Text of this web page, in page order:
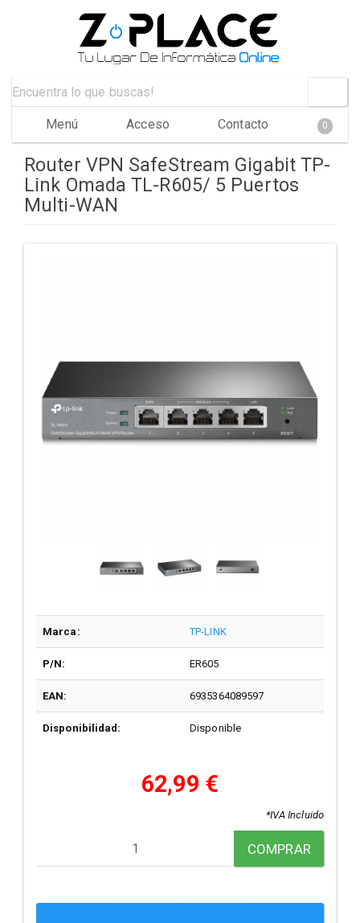
Menú Acceso Contacto 0
Router VPN SafeStream Gigabit TP-
Link Omada TL-R605/ 5 Puertos
Multi-WAN
Marca: TP-LINK
P/N: ER605
EAN: 6935364089597
Disponibilidad: Disponible
62,99 €
*IVA Incluido
COMPRAR